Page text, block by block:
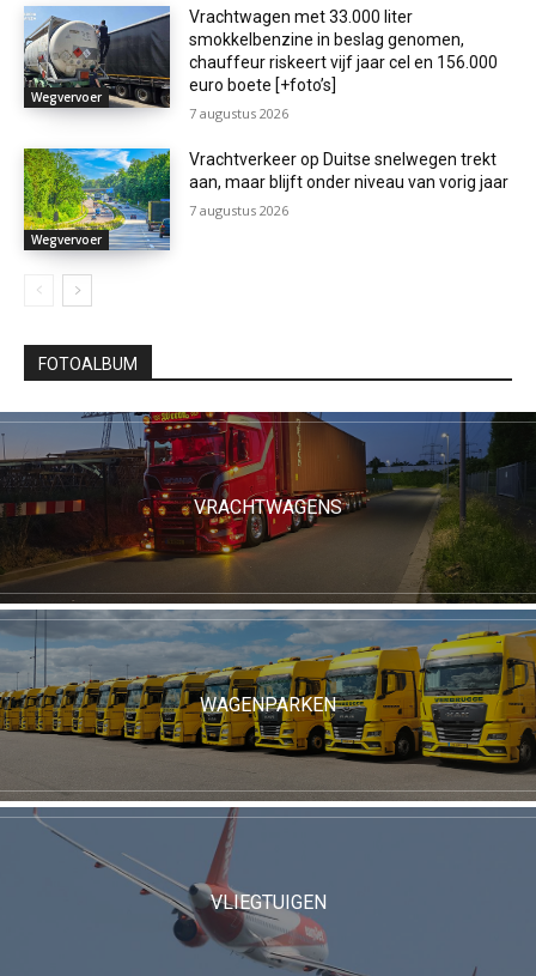
Wegvervoer
Vrachtwagen met 33.000 liter
smokkelbenzine in beslag genomen,
chauffeur riskeert vijf jaar cel en 156.000
euro boete [+foto’s]
7 augustus 2026
Wegvervoer
Vrachtverkeer op Duitse snelwegen trekt
aan, maar blijft onder niveau van vorig jaar
7 augustus 2026
FOTOALBUM
VRACHTWAGENS
WAGENPARKEN
VLIEGTUIGEN